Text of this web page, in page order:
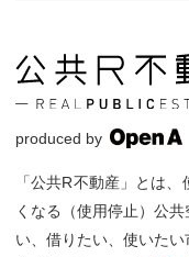
produced by
「公共R不動産」とは
くなる（使用停止）公
い、借りたい、使いた